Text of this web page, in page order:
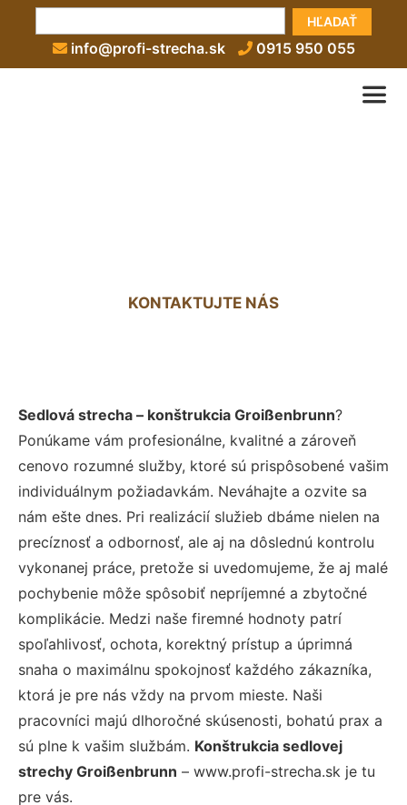
HĽADAŤ
info@profi-strecha.sk 0915 950 055
KONTAKTUJTE NÁS
Sedlová strecha – konštrukcia Groißenbrunn?
Ponúkame vám profesionálne, kvalitné a zároveň
cenovo rozumné služby, ktoré sú prispôsobené vašim
individuálnym požiadavkám. Neváhajte a ozvite sa
nám ešte dnes. Pri realizácií služieb dbáme nielen na
precíznosť a odbornosť, ale aj na dôslednú kontrolu
vykonanej práce, pretože si uvedomujeme, že aj malé
pochybenie môže spôsobiť nepríjemné a zbytočné
komplikácie. Medzi naše firemné hodnoty patrí
spoľahlivosť, ochota, korektný prístup a úprimná
snaha o maximálnu spokojnosť každého zákazníka,
ktorá je pre nás vždy na prvom mieste. Naši
pracovníci majú dlhoročné skúsenosti, bohatú prax a
sú plne k vašim službám. Konštrukcia sedlovej
strechy Groißenbrunn – www.profi-strecha.sk je tu
pre vás.